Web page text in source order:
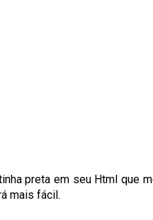
preta em seu Html que
mais fácil.